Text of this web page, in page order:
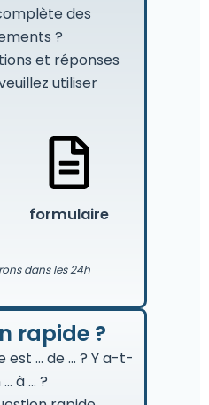
des
?
et réponses
utiliser
formulaire
dans les 24h
rapide ?
est … de … ? Y a-t-
… à … ?